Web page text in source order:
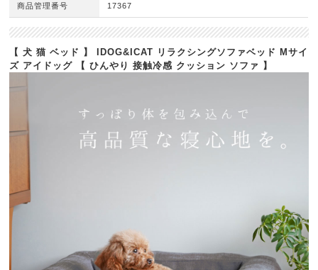
商品管理番号 17367
【 犬 猫 ベッド 】 IDOG&ICAT リラクシングソファベッド Mサイ
ズ アイドッグ 【 ひんやり 接触冷感 クッション ソファ 】